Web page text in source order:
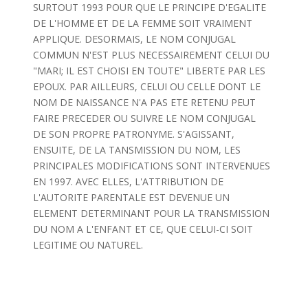
SURTOUT 1993 POUR QUE LE PRINCIPE D'EGALITE
DE L'HOMME ET DE LA FEMME SOIT VRAIMENT
APPLIQUE. DESORMAIS, LE NOM CONJUGAL
COMMUN N'EST PLUS NECESSAIREMENT CELUI DU
"MARI; IL EST CHOISI EN TOUTE" LIBERTE PAR LES
EPOUX. PAR AILLEURS, CELUI OU CELLE DONT LE
NOM DE NAISSANCE N'A PAS ETE RETENU PEUT
FAIRE PRECEDER OU SUIVRE LE NOM CONJUGAL
DE SON PROPRE PATRONYME. S'AGISSANT,
ENSUITE, DE LA TANSMISSION DU NOM, LES
PRINCIPALES MODIFICATIONS SONT INTERVENUES
EN 1997. AVEC ELLES, L'ATTRIBUTION DE
L'AUTORITE PARENTALE EST DEVENUE UN
ELEMENT DETERMINANT POUR LA TRANSMISSION
DU NOM A L'ENFANT ET CE, QUE CELUI-CI SOIT
LEGITIME OU NATUREL.